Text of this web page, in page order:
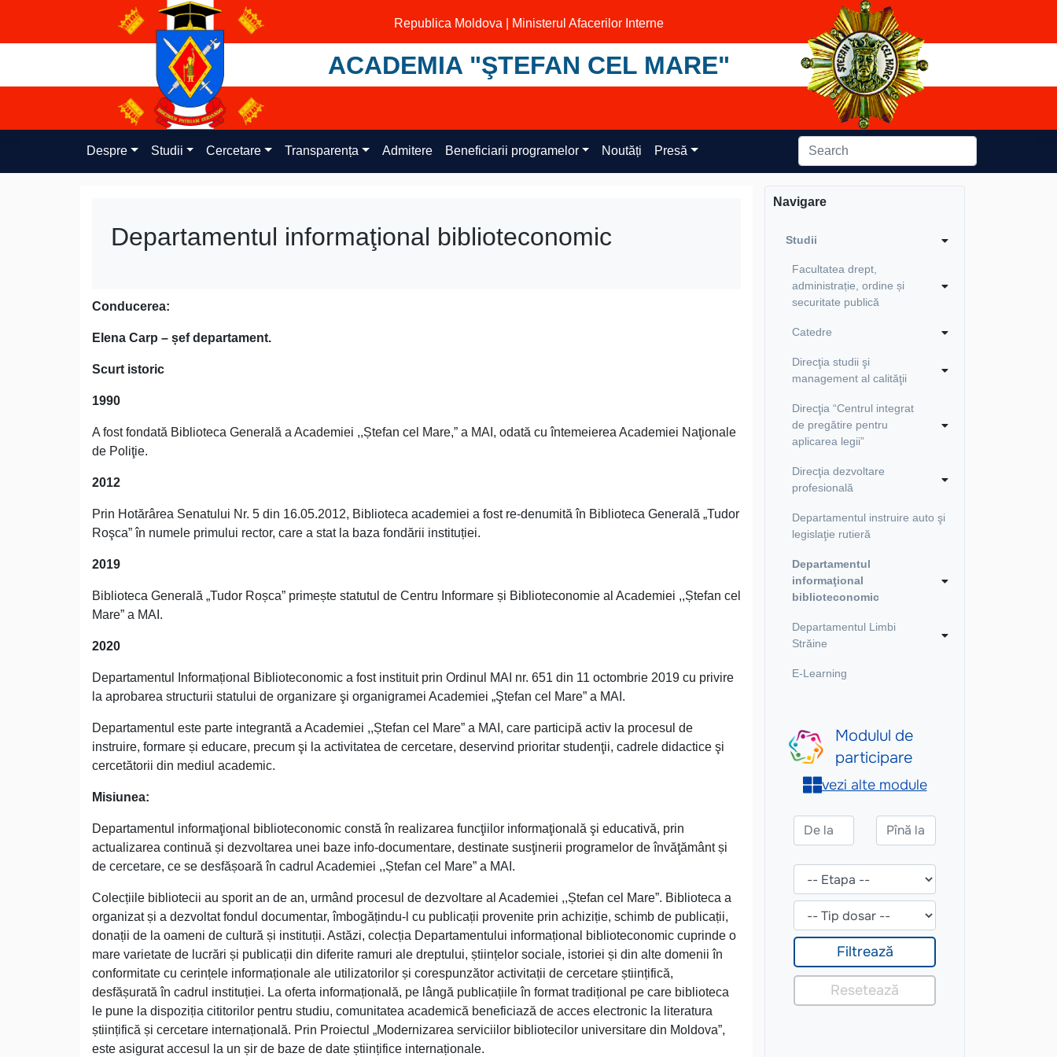
content
Republica Moldova | Ministerul Afacerilor Interne
ACADEMIA "ŞTEFAN CEL MARE"
Despre Studii Cercetare Transparența Admitere Beneficiarii programelor Noutăți Presă
Departamentul informaţional biblioteconomic
Conducerea:
Elena Carp – șef departament.
Scurt istoric
1990
A fost fondată Biblioteca Generală a Academiei ,,Ștefan cel Mare,” a MAI, odată cu întemeierea Academiei Naţionale
de Poliţie.
2012
Prin Hotărârea Senatului Nr. 5 din 16.05.2012, Biblioteca academiei a fost re-denumită în Biblioteca Generală „Tudor
Roşca” în numele primului rector, care a stat la baza fondării instituției.
2019
Biblioteca Generală „Tudor Roșca” primește statutul de Centru Informare și Biblioteconomie al Academiei ,,Ștefan cel
Mare” a MAI.
2020
Departamentul Informațional Biblioteconomic a fost instituit prin Ordinul MAI nr. 651 din 11 octombrie 2019 cu privire
la aprobarea structurii statului de organizare şi organigramei Academiei „Ştefan cel Mare” a MAI.
Departamentul este parte integrantă a Academiei ,,Ștefan cel Mare” a MAI, care participă activ la procesul de
instruire, formare și educare, precum şi la activitatea de cercetare, deservind prioritar studenţii, cadrele didactice şi
cercetătorii din mediul academic.
Misiunea:
Departamentul informaţional biblioteconomic constă în realizarea funcţiilor informaţională şi educativă, prin
actualizarea continuă și dezvoltarea unei baze info-documentare, destinate susţinerii programelor de învăţământ și
de cercetare, ce se desfășoară în cadrul Academiei ,,Ștefan cel Mare” a MAI.
Colecțiile bibliotecii au sporit an de an, urmând procesul de dezvoltare al Academiei ,,Ștefan cel Mare”. Biblioteca a
organizat și a dezvoltat fondul documentar, îmbogățindu-l cu publicații provenite prin achiziție, schimb de publicații,
donații de la oameni de cultură și instituții. Astăzi, colecția Departamentului informațional biblioteconomic cuprinde o
mare varietate de lucrări și publicații din diferite ramuri ale dreptului, științelor sociale, istoriei și din alte domenii în
conformitate cu cerințele informaționale ale utilizatorilor și corespunzător activitații de cercetare științifică,
desfășurată în cadrul instituției. La oferta informațională, pe lângă publicațiile în format tradițional pe care biblioteca
le pune la dispoziția cititorilor pentru studiu, comunitatea academică beneficiază de acces electronic la literatura
științifică și cercetare internațională. Prin Proiectul „Modernizarea serviciilor bibliotecilor universitare din Moldova”,
este asigurat accesul la un șir de baze de date științifice internaționale.
Navigare
Studii
Facultatea drept,
administrație, ordine și
securitate publică
Catedre
Direcţia studii şi
management al calităţii
Direcţia “Centrul integrat
de pregătire pentru
aplicarea legii”
Direcţia dezvoltare
profesională
Departamentul instruire auto şi
legislaţie rutieră
Departamentul
informaţional
biblioteconomic
Departamentul Limbi
Străine
E-Learning